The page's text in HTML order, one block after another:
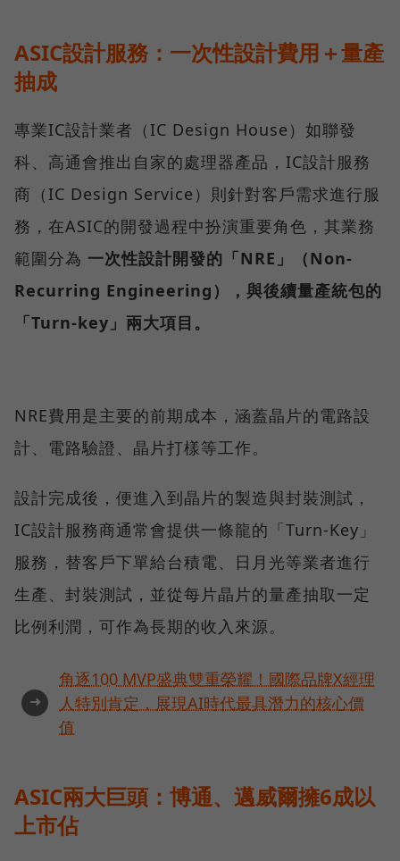
ASIC設計服務：一次性設計費用＋量產
抽成
專業IC設計業者（IC Design House）如聯發
科、高通會推出自家的處理器產品，IC設計服務
商（IC Design Service）則針對客戶需求進行服
務，在ASIC的開發過程中扮演重要角色，其業務
範圍分為 一次性設計開發的「NRE」（Non-
Recurring Engineering），與後續量產統包的
「Turn-key」兩大項目。
NRE費用是主要的前期成本，涵蓋晶片的電路設
計、電路驗證、晶片打樣等工作。
設計完成後，便進入到晶片的製造與封裝測試，
IC設計服務商通常會提供一條龍的「Turn-Key」
服務，替客戶下單給台積電、日月光等業者進行
生產、封裝測試，並從每片晶片的量產抽取一定
比例利潤，可作為長期的收入來源。
➜
角逐100 MVP盛典雙重榮耀！國際品牌X經理
人特別肯定，展現AI時代最具潛力的核心價
值
ASIC兩大巨頭：博通、邁威爾擁6成以
上市佔